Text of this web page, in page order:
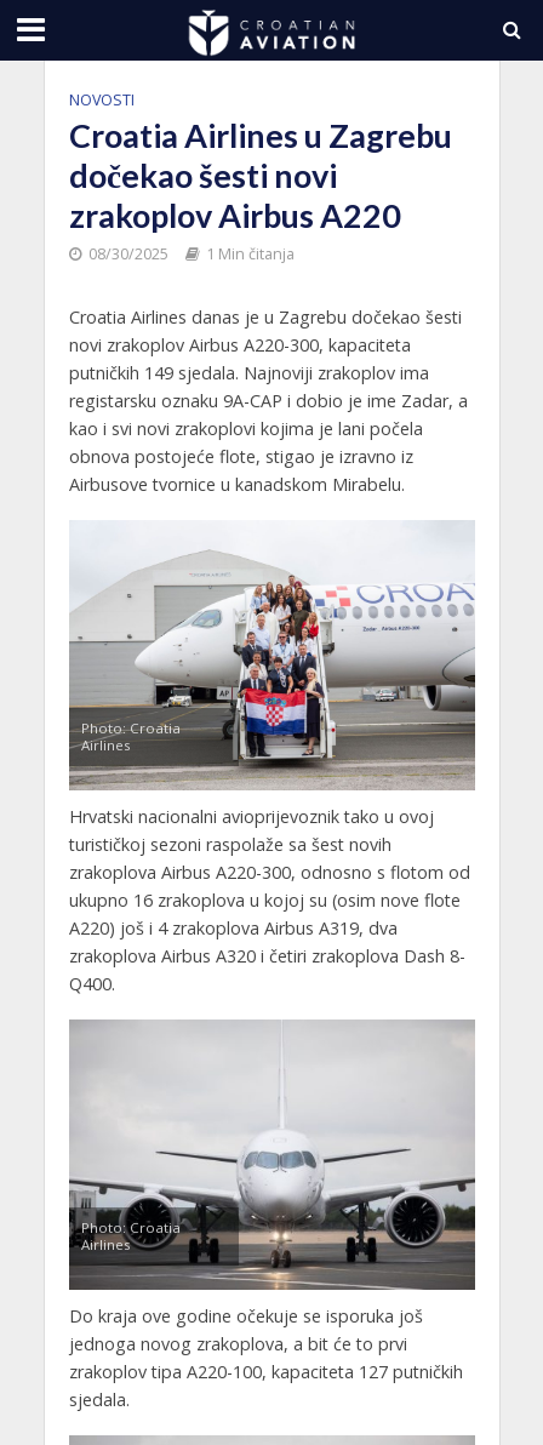
NOVOSTI
Croatia Airlines u Zagrebu
dočekao šesti novi
zrakoplov Airbus A220
08/30/2025 1 Min čitanja
Croatia Airlines danas je u Zagrebu dočekao šesti
novi zrakoplov Airbus A220-300, kapaciteta
putničkih 149 sjedala. Najnoviji zrakoplov ima
registarsku oznaku 9A-CAP i dobio je ime Zadar, a
kao i svi novi zrakoplovi kojima je lani počela
obnova postojeće flote, stigao je izravno iz
Airbusove tvornice u kanadskom Mirabelu.
Photo: Croatia
Airlines
Hrvatski nacionalni avioprijevoznik tako u ovoj
turističkoj sezoni raspolaže sa šest novih
zrakoplova Airbus A220-300, odnosno s flotom od
ukupno 16 zrakoplova u kojoj su (osim nove flote
A220) još i 4 zrakoplova Airbus A319, dva
zrakoplova Airbus A320 i četiri zrakoplova Dash 8-
Q400.
Photo: Croatia
Airlines
Do kraja ove godine očekuje se isporuka još
jednoga novog zrakoplova, a bit će to prvi
zrakoplov tipa A220-100, kapaciteta 127 putničkih
sjedala.